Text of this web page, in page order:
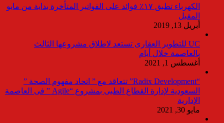
الكهرباء تطبق ١٧٪ فوائد على الفواتير المتأخرة بداية من مايو
المقبل
أبريل 13, 2019
UC للتطوير العقارى تستعد لاطلاق مشروعها الثالث
بالعاصمة خلال أيام
أغسطس 1, 2021
“Radix Development” تتعاقد مع ” اتحاد مفهوم الصحة ”
السعودية لإدارة القطاع الطبى بمشروع “Agile ” فى العاصمة
الإدارية
مايو 30, 2021